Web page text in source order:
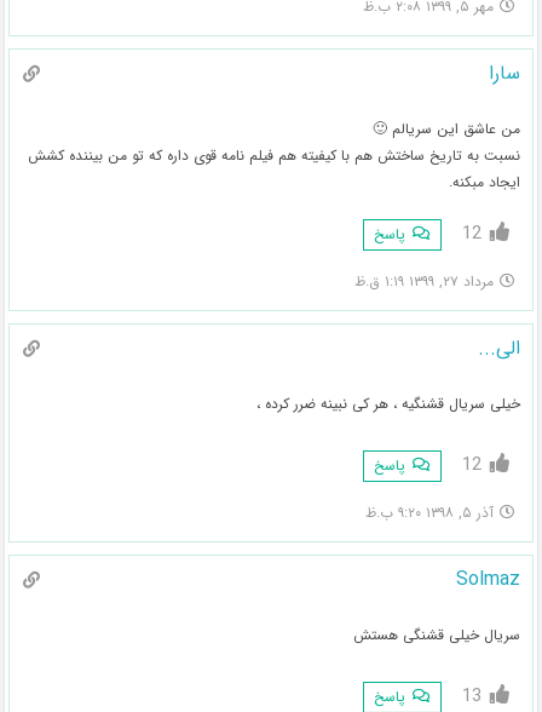
مهر ۵, ۱۳۹۹ ۲:۰۸ ب.ظ
سارا
من عاشق این سریالم 🙂
نسبت به تاریخ ساختش هم با کیفیته هم فیلم نامه قوی داره که تو من بیننده کشش
ایجاد مبکنه.
12 پاسخ
مرداد ۲۷, ۱۳۹۹ ۱:۱۹ ق.ظ
الی...
خیلی سریال قشنگیه ، هر کی نبینه ضرر کرده ،
12 پاسخ
آذر ۵, ۱۳۹۸ ۹:۲۰ ب.ظ
Solmaz
سریال خیلی قشنگی هستش
13 پاسخ